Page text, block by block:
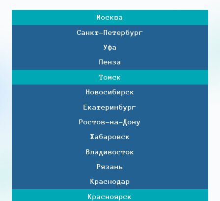
Москва
Санкт-Петербург
Уфа
Пенза
Томск
Новосибирск
Екатеринбург
Ростов-на-Дону
Хабаровск
Владивосток
Рязань
Краснодар
Красноярск